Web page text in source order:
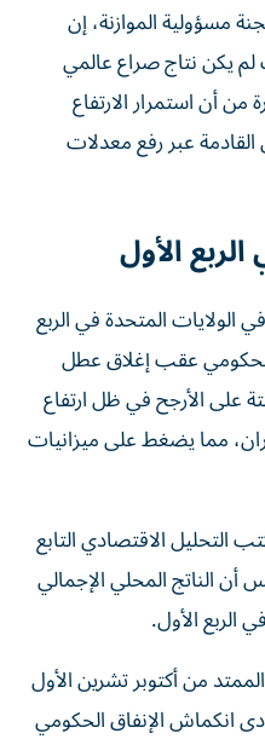
مسؤولية الموازنة، إن
يكن نتاج صراع عالمي
أن استمرار الارتفاع
عبر رفع معدلات
الولايات المتحدة في الربع
الحكومي عقب إغلاق عطل
على الأرجح في ظل ​ارتفاع
‌مما يضغط على ميزانيات
التحليل الاقتصادي التابع
أن الناتج المحلي الإجمالي
الربع الأول.
في الربع ⁠الممتد من أكتوبر تشرين الأول
انكماش الإنفاق الحكومي